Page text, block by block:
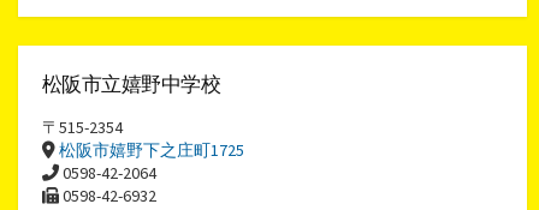
松阪市立嬉野中学校
〒515-2354
松阪市嬉野下之庄町1725
0598-42-2064
0598-42-6932